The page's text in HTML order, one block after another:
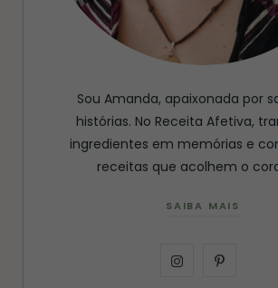
Sou Amanda, apaixonada por
histórias. No Receita Afetiva,
ingredientes em memórias e
receitas que acolhem o
SAIBA MAIS
I
P